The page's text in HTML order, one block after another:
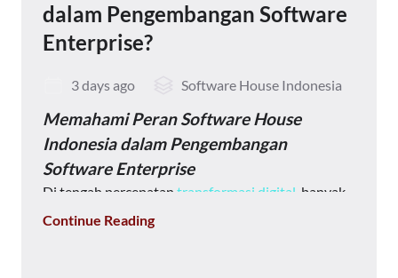
dalam Pengembangan Software
Enterprise?
3 days ago Software House Indonesia
Memahami Peran Software House
Indonesia dalam Pengembangan
Software Enterprise
Di tengah percepatan transformasi digital , banyak
perusahaan menyadari bahwa membangun
Continue Reading